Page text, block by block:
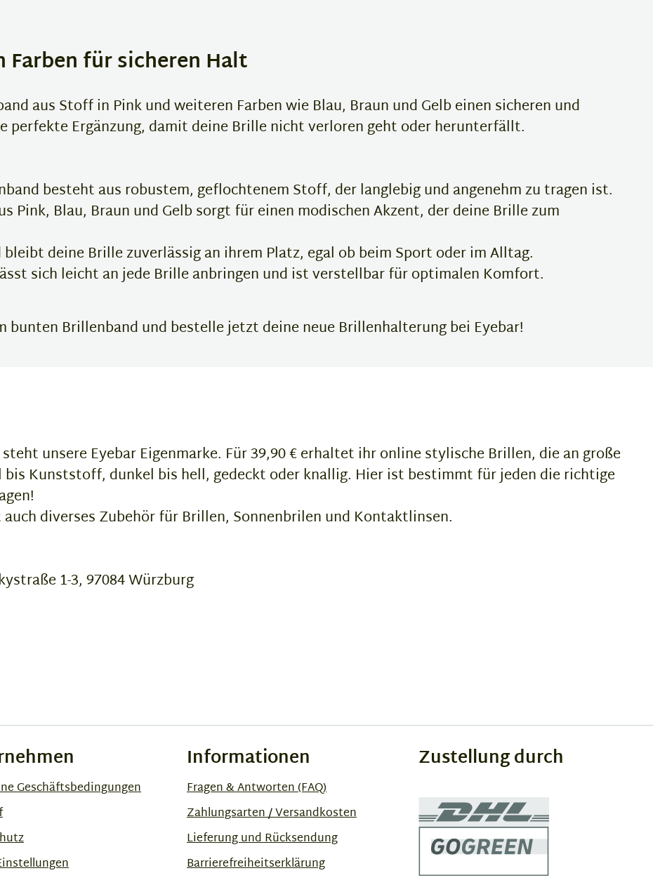
für sicheren Halt
aus Stoff in Pink und weiteren Farben wie Blau, Braun und Gelb einen sicheren und
perfekte Ergänzung, damit deine Brille nicht verloren geht oder herunterfällt.
besteht aus robustem, geflochtenem Stoff, der langlebig und angenehm zu tragen ist.
Pink, Blau, Braun und Gelb sorgt für einen modischen Akzent, der deine Brille zum
deine Brille zuverlässig an ihrem Platz, egal ob beim Sport oder im Alltag.
sich leicht an jede Brille anbringen und ist verstellbar für optimalen Komfort.
bunten Brillenband und bestelle jetzt deine neue Brillenhalterung bei Eyebar!
unsere Eyebar Eigenmarke. Für 39,90 € erhaltet ihr online stylische Brillen, die an große
Kunststoff, dunkel bis hell, gedeckt oder knallig. Hier ist bestimmt für jeden die richtige
diverses Zubehör für Brillen, Sonnenbrilen und Kontaktlinsen.
1-3, 97084 Würzburg
Geschäftsbedingungen
Informationen
Fragen & Antworten (FAQ)
Zahlungsarten / Versandkosten
Lieferung und Rücksendung
Barrierefreiheitserklärung
Zustellung durch